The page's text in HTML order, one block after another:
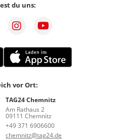
du uns:
vor Ort:
TAG24 Chemnitz
Am Rathaus 2
09111 Chemnitz
+49 371 6906600
chemnitz@tag24.de